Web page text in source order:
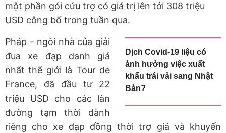
một phần gói cứu trợ có giá trị lên tới 308 triệu
USD công bố trong tuần qua.
Dịch Covid-19 liệu có
ảnh hưởng việc xuất
khẩu trái vải sang Nhật
Bản?
Pháp – ngôi nhà của giải
đua xe đạp danh giá
nhất thế giới là Tour de
France, đã đầu tư 22
triệu USD cho các làn
đường tạm thời dành
riêng cho xe đạp đồng thời trợ giá và khuyến